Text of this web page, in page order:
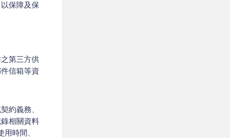
保障及保
第三方供
信箱等資
約義務、
相關資料
時間、